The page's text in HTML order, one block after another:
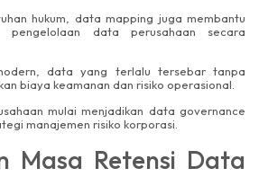
hukum, data mapping juga membantu
pengelolaan data perusahaan secara
data yang terlalu tersebar tanpa
biaya keamanan dan risiko operasional.
mulai menjadikan data governance
manajemen risiko korporasi.
Masa Retensi Data